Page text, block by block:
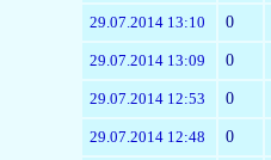
29.07.2014 13:10 0
29.07.2014 13:09 0
29.07.2014 12:53 0
29.07.2014 12:48 0